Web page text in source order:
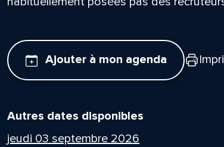
Ajouter à mon agenda
Autres dates disponibles
jeudi 03 septembre 2026